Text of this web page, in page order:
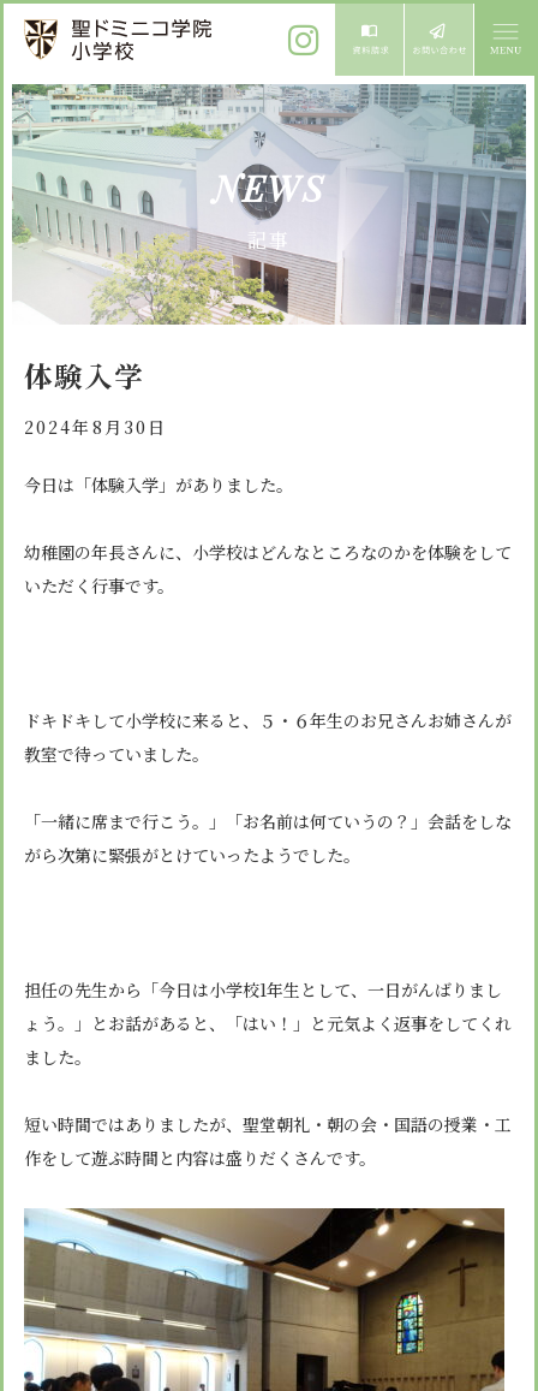
ご挨拶
校長メッセージ
先生からメッセージ
教育方針
教育方針 心・礼・知
心の育成
礼の育成
知の育成
募集案内
体験入学
よくある質問
諸届出用紙
卒業生進学先
学校紹介
学校生活
施設紹介
設備紹介
安心・安全
スクールバス
アクセス
個人情報保護方針
特定商取引法に基づく表示
NEWS
記事
体験入学
2024年8月30日
今日は「体験入学」がありました。
幼稚園の年長さんに、小学校はどんなところなのかを体験をして
いただく行事です。
ドキドキして小学校に来ると、５・６年生のお兄さんお姉さんが
教室で待っていました。
「一緒に席まで行こう。」「お名前は何ていうの？」会話をしな
がら次第に緊張がとけていったようでした。
担任の先生から「今日は小学校1年生として、一日がんばりまし
ょう。」とお話があると、「はい！」と元気よく返事をしてくれ
ました。
短い時間ではありましたが、聖堂朝礼・朝の会・国語の授業・工
作をして遊ぶ時間と内容は盛りだくさんです。